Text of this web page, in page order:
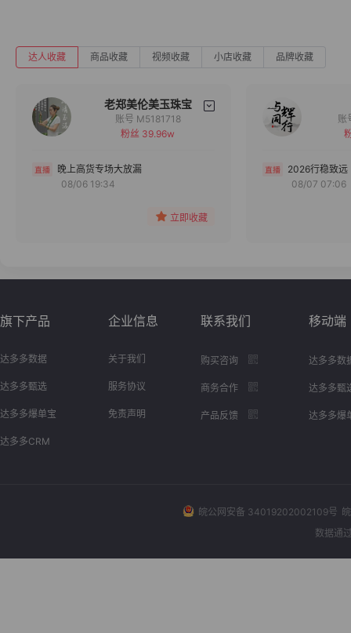
达人收藏 商品收藏 视频收藏 小店收藏 品牌收藏
老郑美伦美玉珠宝
备注
分组
账号 M5181718
粉丝 39.96w
晚上高货专场大放漏
08/06 19:34
立即收藏
2026行稳致远
08/07 07:06
旗下产品
达多多数据
达多多甄选
达多多爆单宝
达多多CRM
企业信息
关于我们
服务协议
免责声明
联系我们
购买咨询
商务合作
产品反馈
移动端
达多多数
达多多甄
达多多爆
皖公网安备 34019202002109号
数据通